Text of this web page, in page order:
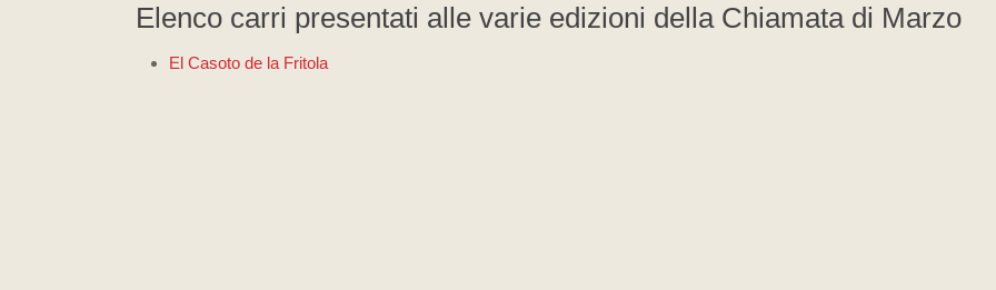
Elenco carri presentati alle varie edizioni della Chiamata di Marzo
El Casoto de la Fritola